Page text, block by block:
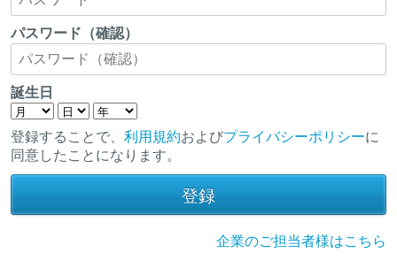
パスワード（確認）
誕生日
登録することで、 利用規約およびプライバシーポリシーに
同意したことになります。
企業のご担当者様はこちら